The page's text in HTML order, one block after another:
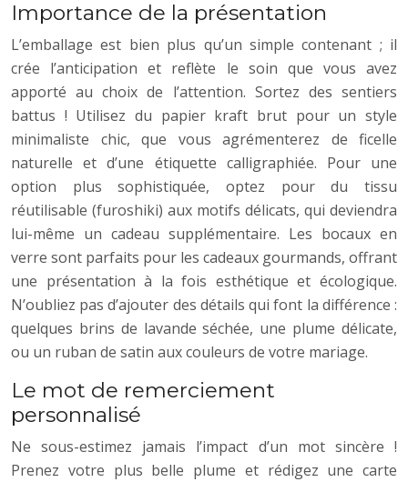
Importance de la présentation
L’emballage est bien plus qu’un simple contenant ; il
crée l’anticipation et reflète le soin que vous avez
apporté au choix de l’attention. Sortez des sentiers
battus ! Utilisez du papier kraft brut pour un style
minimaliste chic, que vous agrémenterez de ficelle
naturelle et d’une étiquette calligraphiée. Pour une
option plus sophistiquée, optez pour du tissu
réutilisable (furoshiki) aux motifs délicats, qui deviendra
lui-même un cadeau supplémentaire. Les bocaux en
verre sont parfaits pour les cadeaux gourmands, offrant
une présentation à la fois esthétique et écologique.
N’oubliez pas d’ajouter des détails qui font la différence :
quelques brins de lavande séchée, une plume délicate,
ou un ruban de satin aux couleurs de votre mariage.
Le mot de remerciement
personnalisé
Ne sous-estimez jamais l’impact d’un mot sincère !
Prenez votre plus belle plume et rédigez une carte